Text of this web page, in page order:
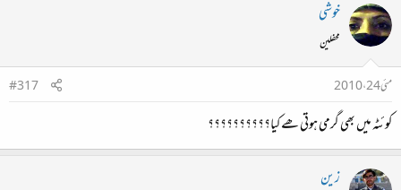
خوشی
محفلین
مئی 24، 2010
#317
کوئٹہ میں بھی گرمی ہوتی ھے کیا؟؟؟؟؟؟؟؟؟؟
زین